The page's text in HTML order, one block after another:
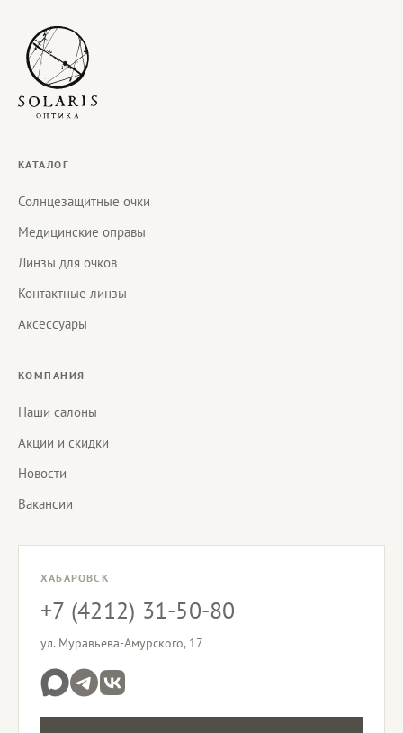
КАТАЛОГ
Солнцезащитные очки
Медицинские оправы
Линзы для очков
Контактные линзы
Аксессуары
КОМПАНИЯ
Наши салоны
Акции и скидки
Новости
Вакансии
ХАБАРОВСК
+7 (4212) 31-50-80
ул. Муравьева-Амурского, 17